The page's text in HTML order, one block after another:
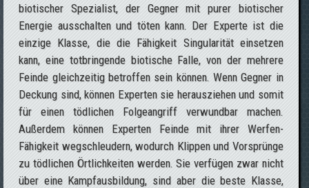
biotischer Spezialist, der Gegner mit purer biotischer
Energie ausschalten und töten kann. Der Experte ist die
einzige Klasse, die die Fähigkeit Singularität einsetzen
kann, eine totbringende biotische Falle, von der mehrere
Feinde gleichzeitig betroffen sein können. Wenn Gegner in
Deckung sind, können Experten sie herausziehen und somit
für einen tödlichen Folgeangriff verwundbar machen.
Außerdem können Experten Feinde mit ihrer Werfen-
Fähigkeit wegschleudern, wodurch Klippen und Vorsprünge
zu tödlichen Örtlichkeiten werden. Sie verfügen zwar nicht
über eine Kampfausbildung, sind aber die beste Klasse,